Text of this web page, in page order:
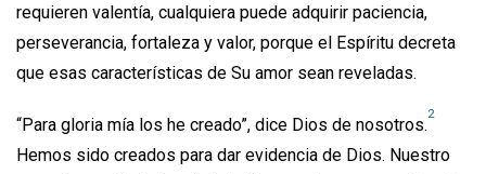
requieren valentía, cualquiera puede adquirir paciencia,
perseverancia, fortaleza y valor, porque el Espíritu decreta
que esas características de Su amor sean reveladas.
“Para gloria mía los he creado”, dice Dios de nosotros.
2
Hemos sido creados para dar evidencia de Dios. Nuestro